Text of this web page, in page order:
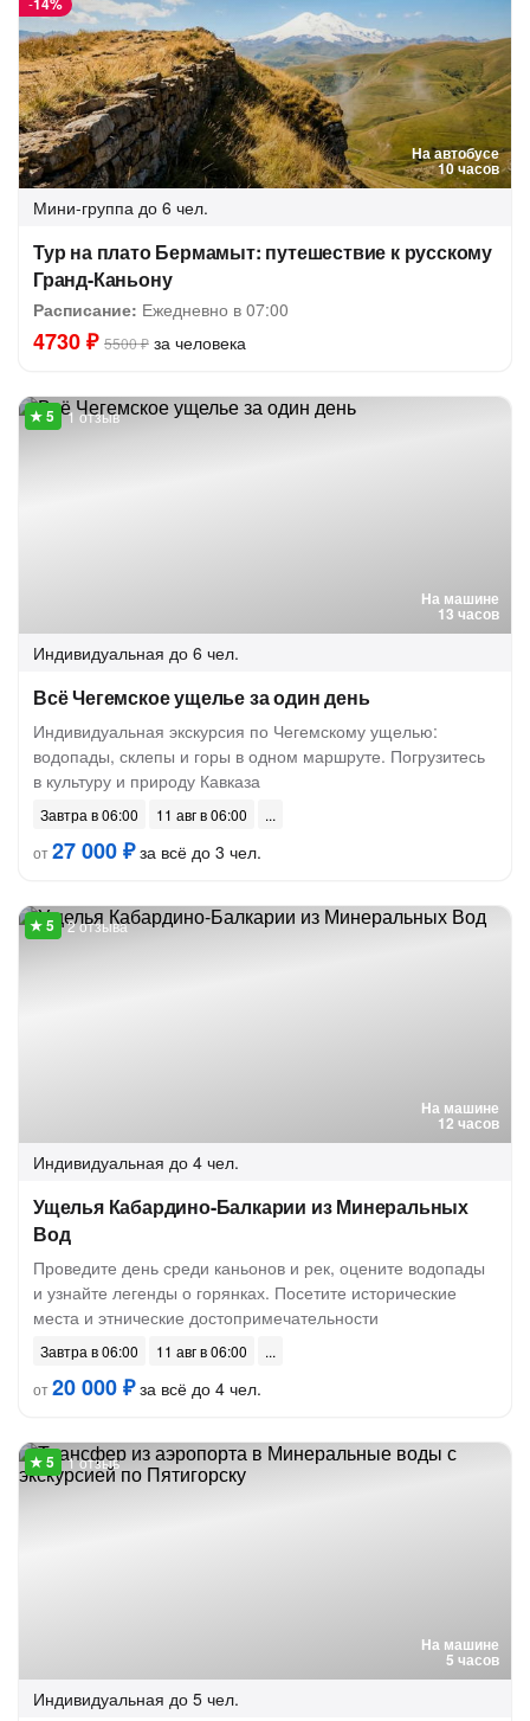
На автобусе
10 часов
Мини-группа до 6 чел.
Тур на плато Бермамыт: путешествие к русскому
Гранд-Каньону
Расписание: Ежедневно в 07:00
4730 ₽ 5500 ₽ за человека
На машине
13 часов
1 отзыв
Индивидуальная до 6 чел.
Всё Чегемское ущелье за один день
Индивидуальная экскурсия по Чегемскому ущелью:
водопады, склепы и горы в одном маршруте. Погрузитесь
в культуру и природу Кавказа
Завтра в 06:00
11 авг в 06:00
от27 000 ₽за всё до 3 чел.
На машине
12 часов
2 отзыва
Индивидуальная до 4 чел.
Ущелья Кабардино-Балкарии из Минеральных
Вод
Проведите день среди каньонов и рек, оцените водопады
и узнайте легенды о горянках. Посетите исторические
места и этнические достопримечательности
Завтра в 06:00
11 авг в 06:00
от20 000 ₽за всё до 4 чел.
На машине
5 часов
1 отзыв
Индивидуальная до 5 чел.